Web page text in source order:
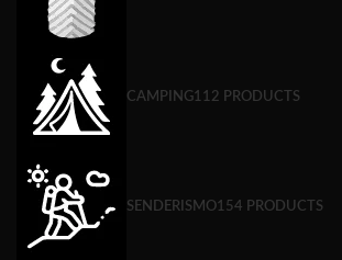
CAMPING112 PRODUCTS
SENDERISMO154 PRODUCTS